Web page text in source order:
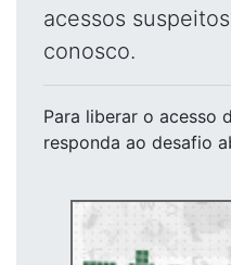
acessos
conosco.
Para liberar o acesso
responda ao desafio